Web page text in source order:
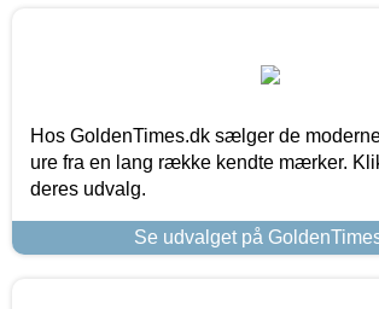
Hos GoldenTimes.dk sælger de
ure fra en lang række kendte mærker.
deres udvalg.
Se udvalget på